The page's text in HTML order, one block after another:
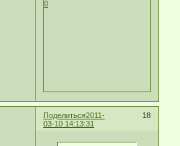
0
Поделиться 18
2011-
03-10 14:13:31